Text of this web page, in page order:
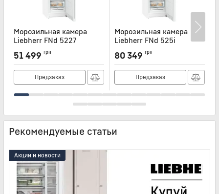
Морозильная камера
Liebherr FNd 5227
FND5227
51 499 грн
Предзаказ
Морозильная камера
Liebherr FNd 525i
FND525I
80 349 грн
Предзаказ
Рекомендуемые статьи
Акции и новости